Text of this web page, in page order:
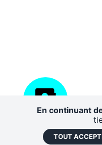
ANNUAIRES
En continuant
TOUT